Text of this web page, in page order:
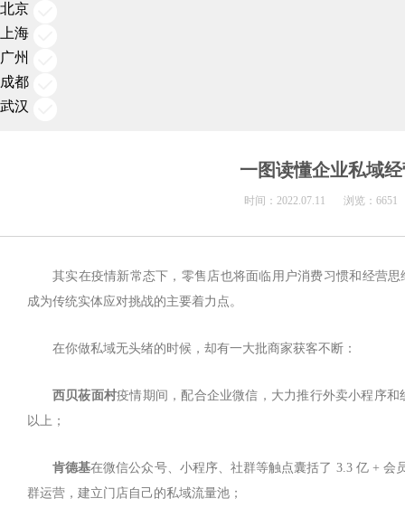
北京
上海
广州
成都
武汉
一图读懂企业私域
时间： 2022.07.11 浏览： 6651
其实在疫情新常态下，零售店也将面临用户消费习惯和经营
成为传统实体应对挑战的主要着力点。
在你做私域无头绪的时候，却有一大批商家获客不断：
西贝莜面村疫情期间，配合企业微信，大力推行外卖小程序
以上；
肯德基在微信公众号、小程序、社群等触点囊括了 3.3 亿 + 会
群运营，建立门店自己的私域流量池；